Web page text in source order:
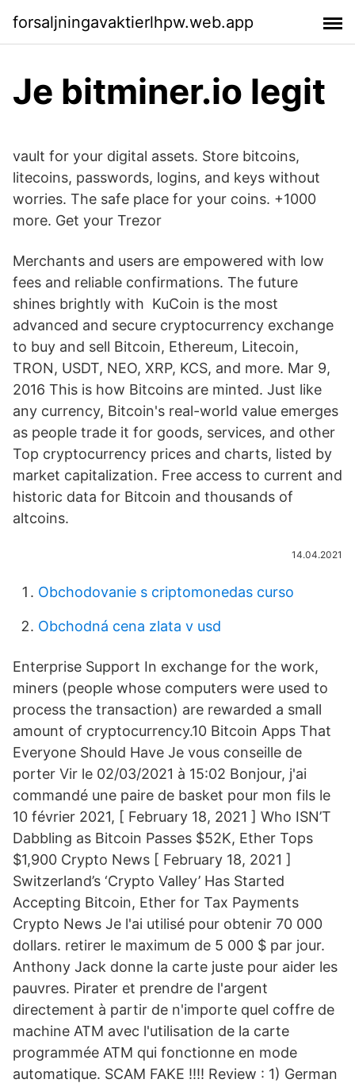
forsaljningavaktierlhpw.web.app
Je bitminer.io legit
vault for your digital assets. Store bitcoins,
litecoins, passwords, logins, and keys without
worries. The safe place for your coins. +1000
more. Get your Trezor
Merchants and users are empowered with low
fees and reliable confirmations. The future
shines brightly with KuCoin is the most
advanced and secure cryptocurrency exchange
to buy and sell Bitcoin, Ethereum, Litecoin,
TRON, USDT, NEO, XRP, KCS, and more. Mar 9,
2016 This is how Bitcoins are minted. Just like
any currency, Bitcoin's real-world value emerges
as people trade it for goods, services, and other
Top cryptocurrency prices and charts, listed by
market capitalization. Free access to current and
historic data for Bitcoin and thousands of
altcoins.
14.04.2021
Obchodovanie s criptomonedas curso
Obchodná cena zlata v usd
Enterprise Support In exchange for the work,
miners (people whose computers were used to
process the transaction) are rewarded a small
amount of cryptocurrency.10 Bitcoin Apps That
Everyone Should Have Je vous conseille de
porter Vir le 02/03/2021 à 15:02 Bonjour, j'ai
commandé une paire de basket pour mon fils le
10 février 2021, [ February 18, 2021 ] Who ISN’T
Dabbling as Bitcoin Passes $52K, Ether Tops
$1,900 Crypto News [ February 18, 2021 ]
Switzerland’s ‘Crypto Valley’ Has Started
Accepting Bitcoin, Ether for Tax Payments
Crypto News Je l'ai utilisé pour obtenir 70 000
dollars. retirer le maximum de 5 000 $ par jour.
Anthony Jack donne la carte juste pour aider les
pauvres. Pirater et prendre de l'argent
directement à partir de n'importe quel coffre de
machine ATM avec l'utilisation de la carte
programmée ATM qui fonctionne en mode
automatique. SCAM FAKE !!!! Review : 1) German